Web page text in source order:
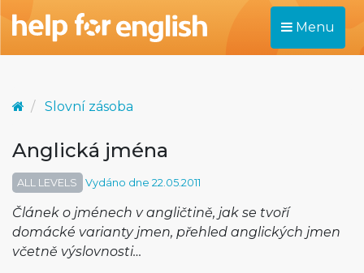
Menu
Slovní zásoba
Anglická jména
ALL LEVELS Vydáno dne 22.05.2011
Článek o jménech v angličtině, jak se tvoří
domácké varianty jmen, přehled anglických jmen
včetně výslovnosti…